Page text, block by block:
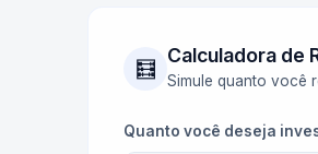
🧮 Calculadora de
Simule quanto você
Quanto você deseja